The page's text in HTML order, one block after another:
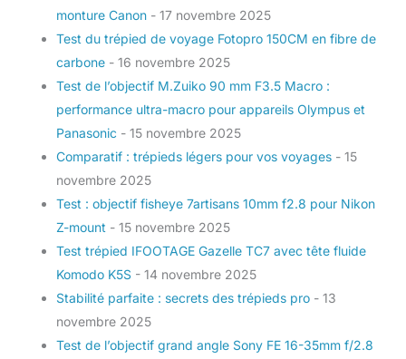
monture Canon - 17 novembre 2025
Test du trépied de voyage Fotopro 150CM en fibre de
carbone - 16 novembre 2025
Test de l’objectif M.Zuiko 90 mm F3.5 Macro :
performance ultra-macro pour appareils Olympus et
Panasonic - 15 novembre 2025
Comparatif : trépieds légers pour vos voyages - 15
novembre 2025
Test : objectif fisheye 7artisans 10mm f2.8 pour Nikon
Z-mount - 15 novembre 2025
Test trépied IFOOTAGE Gazelle TC7 avec tête fluide
Komodo K5S - 14 novembre 2025
Stabilité parfaite : secrets des trépieds pro - 13
novembre 2025
Test de l’objectif grand angle Sony FE 16-35mm f/2.8